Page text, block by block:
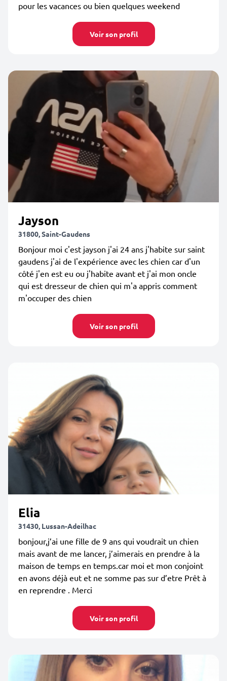
pour les vacances ou bien quelques weekend
Voir son profil
Jayson
31800, Saint-Gaudens
Bonjour moi c'est jayson j'ai 24 ans j'habite sur saint
gaudens j'ai de l'expérience avec les chien car d'un
côté j'en est eu ou j'habite avant et j'ai mon oncle
qui est dresseur de chien qui m'a appris comment
m'occuper des chien
Voir son profil
Elia
31430, Lussan-Adeilhac
bonjour,j’ai une fille de 9 ans qui voudrait un chien
mais avant de me lancer, j’aimerais en prendre à la
maison de temps en temps.car moi et mon conjoint
en avons déjà eut et ne somme pas sur d’etre Prêt à
en reprendre . Merci
Voir son profil